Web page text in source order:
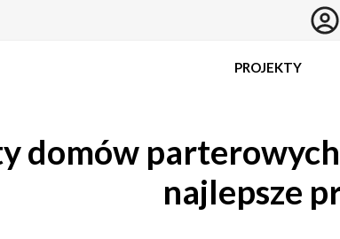
PROJEKTY
domów
najlepsze